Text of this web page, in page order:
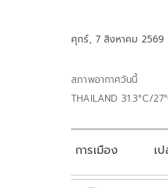
ศุกร์, 7 สิงหาคม 2569
สภาพอากาศวันนี้
THAILAND 31.3°C/
การเมือง เ